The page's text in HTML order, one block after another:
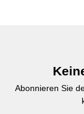
Abonnieren Sie